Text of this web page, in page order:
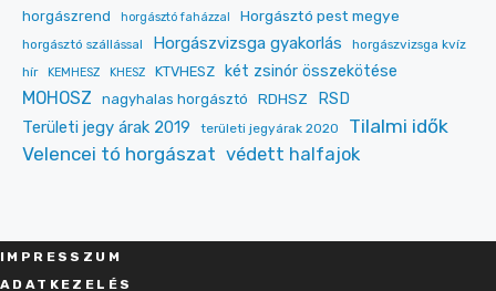
horgászrend horgásztó faházzal Horgásztó pest megye
horgásztó szállással Horgászvizsga gyakorlás
horgászvizsga kvíz
hír
KEMHESZ KHESZ KTVHESZ két zsinór összekötése
MOHOSZ nagyhalas horgásztó RDHSZ RSD
Területi jegy árak 2019 területi jegyárak 2020
Tilalmi idők
Velencei tó horgászat védett halfajok
IMPRESSZU M
ADATKEZELÉS